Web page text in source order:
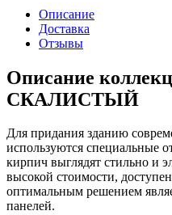
Описание
Доставка
Отзывы
Описание
СКАЛИСТЫЙ
Для придания зданию
используются специальные
кирпич выглядят стильно и
высокой стоимости,
оптимальным решением
панелей.